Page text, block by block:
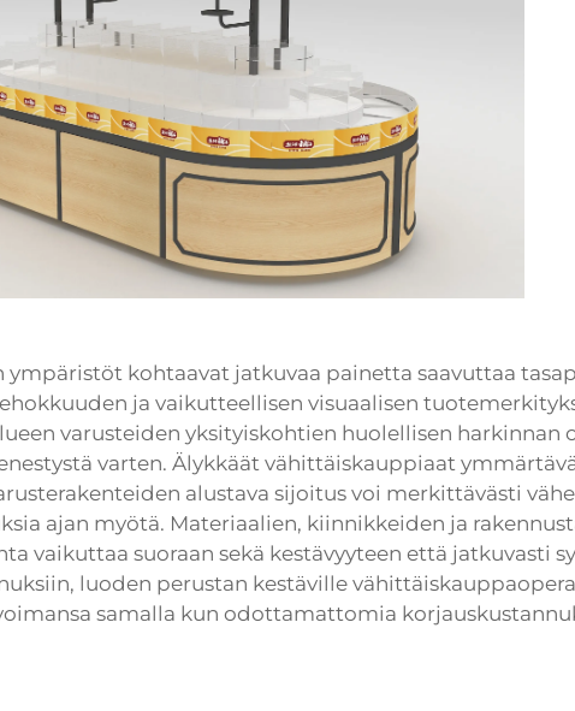
ympäristöt kohtaavat jatkuvaa painetta saavuttaa
ja vaikutteellisen visuaalisen
varusteiden yksityiskohtien huolellisen harkinnan
varten. Älykkäät vähittäiskauppiaat
alustava sijoitus voi merkittävästi
ajan myötä. Materiaalien, kiinnikkeiden ja
vaikuttaa suoraan sekä kestävyyteen että jatkuvasti
luoden perustan kestäville
samalla kun odottamattomia